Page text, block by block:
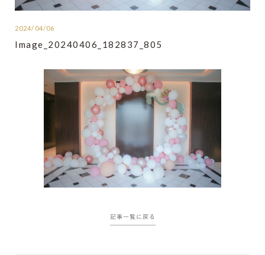
2024/04/06
Image_20240406_182837_805
記事一覧に戻る